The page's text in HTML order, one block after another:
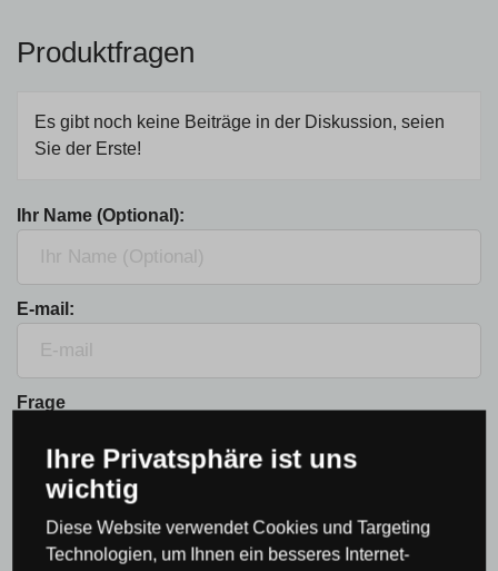
Produktfragen
Es gibt noch keine Beiträge in der Diskussion, seien
Sie der Erste!
Ihr Name (Optional):
E-mail:
Frage
Ihre Privatsphäre ist uns
wichtig
Diese Website verwendet Cookies und Targeting
Technologien, um Ihnen ein besseres Internet-